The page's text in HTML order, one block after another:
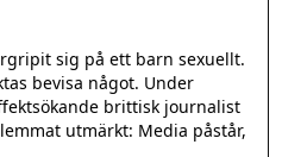
sig på ett barn sexuellt.
bevisa något. Under
brittisk journalist
utmärkt: Media påstår,